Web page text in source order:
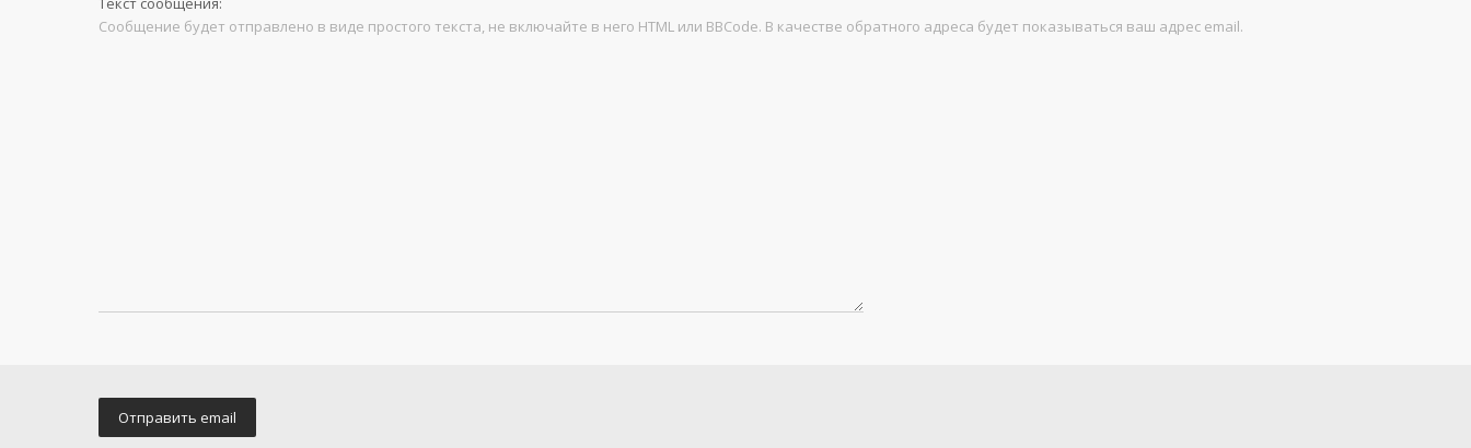
Сообщение будет отправлено в виде простого текста, не включайте в него HTML или BBCode. В качестве обратного адреса будет показываться ваш адрес email.